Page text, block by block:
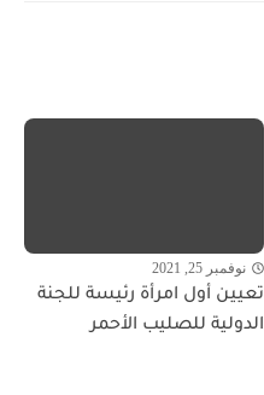
نوفمبر 25, 2021
تعيين أول امرأة رئيسة للجنة
الدولية للصليب الأحمر